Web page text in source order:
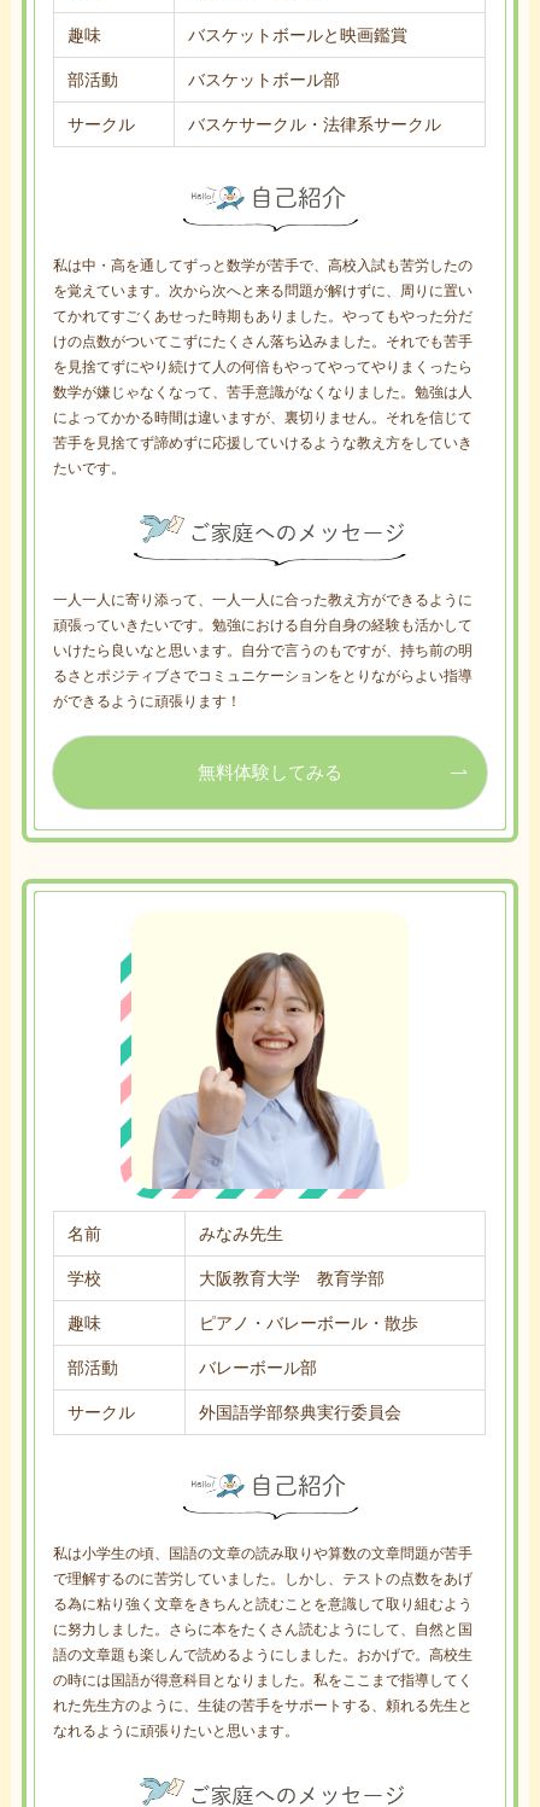
趣味 バスケットボールと映画鑑賞
部活動 バスケットボール部
サークル バスケサークル・法律系サークル
私は中・高を通してずっと数学が苦手で、高校入試も苦労したの
を覚えています。次から次へと来る問題が解けずに、周りに置い
てかれてすごくあせった時期もありました。やってもやった分だ
けの点数がついてこずにたくさん落ち込みました。それでも苦手
を見捨てずにやり続けて人の何倍もやってやってやりまくったら
数学が嫌じゃなくなって、苦手意識がなくなりました。勉強は人
によってかかる時間は違いますが、裏切りません。それを信じて
苦手を見捨てず諦めずに応援していけるような教え方をしていき
たいです。
一人一人に寄り添って、一人一人に合った教え方ができるように
頑張っていきたいです。勉強における自分自身の経験も活かして
いけたら良いなと思います。自分で言うのもですが、持ち前の明
るさとポジティブさでコミュニケーションをとりながらよい指導
ができるように頑張ります！
無料体験してみる
名前 みなみ先生
学校 大阪教育大学 教育学部
趣味 ピアノ・バレーボール・散歩
部活動 バレーボール部
サークル 外国語学部祭典実行委員会
私は小学生の頃、国語の文章の読み取りや算数の文章問題が苦手
で理解するのに苦労していました。しかし、テストの点数をあげ
る為に粘り強く文章をきちんと読むことを意識して取り組むよう
に努力しました。さらに本をたくさん読むようにして、自然と国
語の文章題も楽しんで読めるようにしました。おかげで。高校生
の時には国語が得意科目となりました。私をここまで指導してく
れた先生方のように、生徒の苦手をサポートする、頼れる先生と
なれるように頑張りたいと思います。